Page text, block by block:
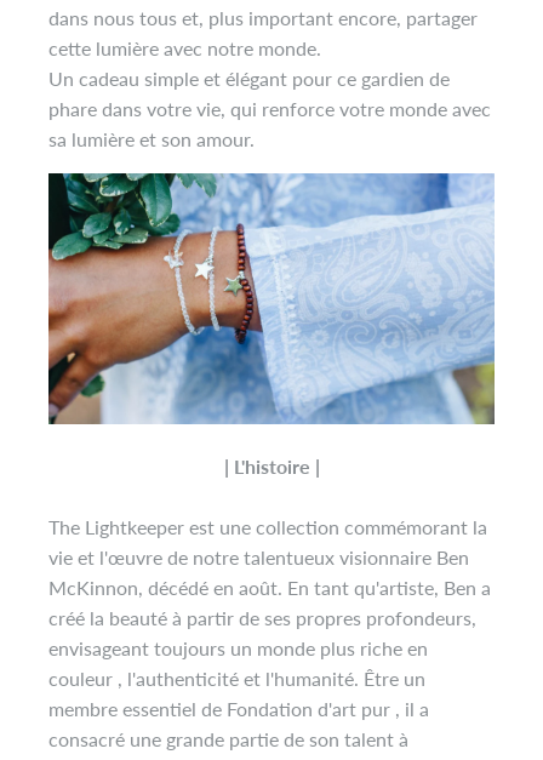
dans nous tous et, plus important encore, partager
cette lumière avec notre monde.
Un cadeau simple et élégant pour ce gardien de
phare dans votre vie, qui renforce votre monde avec
sa lumière et son amour.
| L'histoire |
The Lightkeeper est une collection commémorant la
vie et l'œuvre de notre talentueux visionnaire Ben
McKinnon, décédé en août. En tant qu'artiste, Ben a
créé la beauté à partir de ses propres profondeurs,
envisageant toujours un monde plus riche en
couleur , l'authenticité et l'humanité. Être un
membre essentiel de Fondation d'art pur , il a
consacré une grande partie de son talent à